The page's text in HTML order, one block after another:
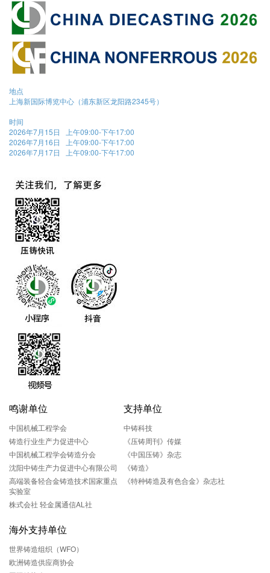
地点
上海新国际博览中心（浦东新区龙阳路2345号）
时间
2026年7月15日 上午09:00-下午17:00
2026年7月16日 上午09:00-下午17:00
2026年7月17日 上午09:00-下午17:00
鸣谢单位
中国机械工程学会
铸造行业生产力促进中心
中国机械工程学会铸造分会
沈阳中铸生产力促进中心有限公司
高端装备轻合金铸造技术国家重点
实验室
株式会社 轻金属通信AL社
支持单位
中铸科技
《压铸周刊》传媒
《中国压铸》杂志
《铸造》
《特种铸造及有色合金》杂志社
海外支持单位
世界铸造组织（WFO）
欧洲铸造供应商协会